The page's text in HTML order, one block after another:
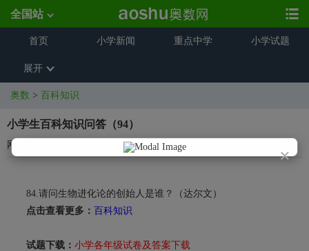
×
全国站
首页 小学新闻 重点中学 小学试题
展开
奥数 > 百科知识
小学生百科知识问答（94）
网络整理 2024-01-17 15:43:17
84.请问生物进化论的创始人是谁？（达尔文）
点击查看更多： 百科知识
试题下载： 小学各年级试卷及答案下载